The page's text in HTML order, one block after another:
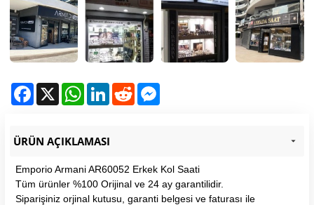
Facebook
X WhatsAppLinkedInReddit
ÜRÜN AÇIKLAMASI
Emporio Armani AR60052 Erkek Kol Saati
Tüm ürünler %100 Orijinal ve 24 ay garantilidir.
Siparişiniz orjinal kutusu, garanti belgesi ve faturası ile